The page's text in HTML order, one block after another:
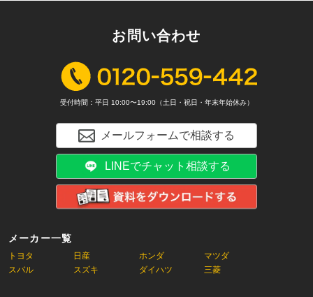
メーカー一覧
トヨタ 日産 ホンダ
マツダ
スバル
スズキ ダイハツ 三菱
お問い合わせ
受付時間：平日 10:00〜19:00（土日・祝日・年末年始休み）
メールフォームで相談する
LINEでチャット相談する